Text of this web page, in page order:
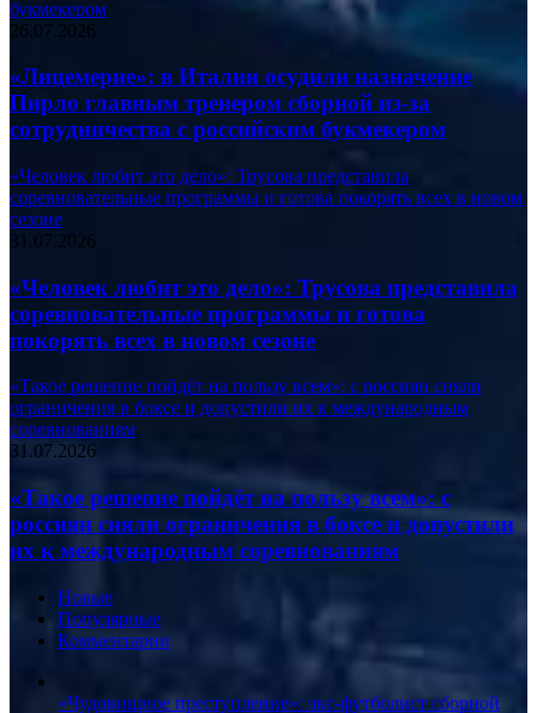
букмекером
26.07.2026
«Лицемерие»: в Италии осудили назначение
Пирло главным тренером сборной из-за
сотрудничества с российским букмекером
«Человек любит это дело»: Трусова представила
соревновательные программы и готова покорять всех в новом
сезоне
31.07.2026
«Человек любит это дело»: Трусова представила
соревновательные программы и готова
покорять всех в новом сезоне
«Такое решение пойдёт на пользу всем»: с россиян сняли
ограничения в боксе и допустили их к международным
соревнованиям
31.07.2026
«Такое решение пойдёт на пользу всем»: с
россиян сняли ограничения в боксе и допустили
их к международным соревнованиям
Новые
Популярные
Комментарии
«Чудовищное преступление»: экс-футболист сборной